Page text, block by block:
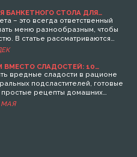
БАНКЕТНОГО СТОЛА ДЛЯ
– это всегда ответственный
меню разнообразным, чтобы
В статье рассматриваются
которые идеально
Особое внимание
советам по оформлению блюд
вкусов. Благодаря нашим
станет незабываемым
ВМЕСТО СЛАДОСТЕЙ: 10
АЛЬТЕРНАТИВ
вредные сладости в рационе
подсластителей, готовые
простые рецепты домашних
и хорошего настроения.
МАЯ